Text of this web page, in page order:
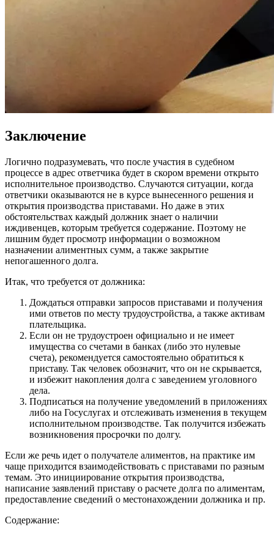
Заключение
Логично подразумевать, что после участия в судебном
процессе в адрес ответчика будет в скором времени открыто
исполнительное производство. Случаются ситуации, когда
ответчики оказываются не в курсе вынесенного решения и
открытия производства приставами. Но даже в этих
обстоятельствах каждый должник знает о наличии
иждивенцев, которым требуется содержание. Поэтому не
лишним будет просмотр информации о возможном
назначении алиментных сумм, а также закрытие
непогашенного долга.
Итак, что требуется от должника:
Дождаться отправки запросов приставами и получения
ими ответов по месту трудоустройства, а также активам
плательщика.
Если он не трудоустроен официально и не имеет
имущества со счетами в банках (либо это нулевые
счета), рекомендуется самостоятельно обратиться к
приставу. Так человек обозначит, что он не скрывается,
и избежит накопления долга с заведением уголовного
дела.
Подписаться на получение уведомлений в приложениях
либо на Госуслугах и отслеживать изменения в текущем
исполнительном производстве. Так получится избежать
возникновения просрочки по долгу.
Если же речь идет о получателе алиментов, на практике им
чаще приходится взаимодействовать с приставами по разным
темам. Это инициирование открытия производства,
написание заявлений приставу о расчете долга по алиментам,
предоставление сведений о местонахождении должника и пр.
Содержание: